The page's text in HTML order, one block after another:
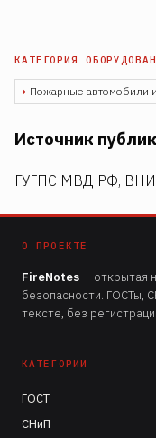
Пожарные автомобили
Источник
ГУГПС МВД РФ,
О ПРОЕКТЕ
FireNotes— открытая
безопасности. ГОСТы,
тексте, без
КАТЕГОРИИ
ГОСТ
СНиП